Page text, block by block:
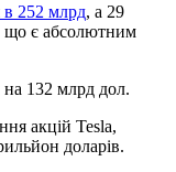
в 252 млрд, а 29
що є абсолютним
на 132 млрд дол.
акцій Tesla,
доларів.